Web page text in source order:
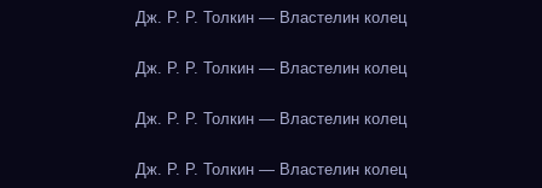
Дж. Р. Р. Толкин — Властелин колец
Дж. Р. Р. Толкин — Властелин колец
Дж. Р. Р. Толкин — Властелин колец
Дж. Р. Р. Толкин — Властелин колец